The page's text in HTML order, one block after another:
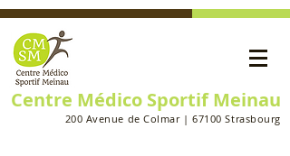
Centre Médico Sportif Meinau
200 Avenue de Colmar | 67100 Strasbourg